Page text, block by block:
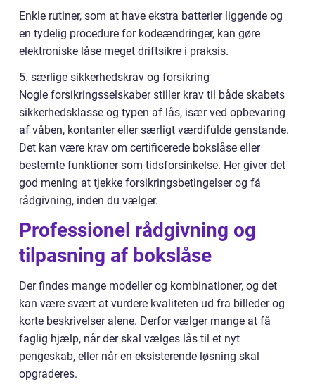
Enkle rutiner, som at have ekstra batterier liggende og
en tydelig procedure for kodeændringer, kan gøre
elektroniske låse meget driftsikre i praksis.
5. særlige sikkerhedskrav og forsikring
Nogle forsikringsselskaber stiller krav til både skabets
sikkerhedsklasse og typen af lås, især ved opbevaring
af våben, kontanter eller særligt værdifulde genstande.
Det kan være krav om certificerede bokslåse eller
bestemte funktioner som tidsforsinkelse. Her giver det
god mening at tjekke forsikringsbetingelser og få
rådgivning, inden du vælger.
Professionel rådgivning og
tilpasning af bokslåse
Der findes mange modeller og kombinationer, og det
kan være svært at vurdere kvaliteten ud fra billeder og
korte beskrivelser alene. Derfor vælger mange at få
faglig hjælp, når der skal vælges lås til et nyt
pengeskab, eller når en eksisterende løsning skal
opgraderes.